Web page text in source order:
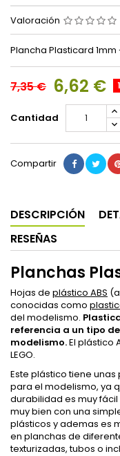
Valoración
Plancha Plasticard
7,35 € 6,62 €
Cantidad
Compartir
DESCRIPCIÓN
RESEÑAS
Planchas
Hojas de plástico ABS
conocidas como
del modelismo.
referencia a un tipo
modelismo.El plástico
LEGO.
Este plástico tiene
para el modelismo, ya
durabilidad es muy
muy bien con una
plásticos y ademas es
en planchas de
texturizadas, tubos o